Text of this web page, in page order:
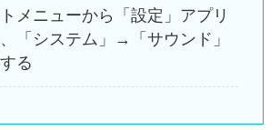
メニューから「設定」アプリ
「システム」→「サウンド」
る